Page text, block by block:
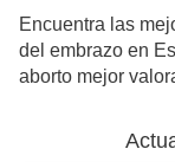
Encuentra las
del embrazo en
aborto mejor